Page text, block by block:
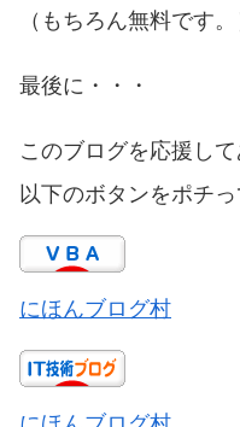
（もちろん無料です。
最後に・・・
このブログを応援し
以下のボタンをポチ
にほんブログ村